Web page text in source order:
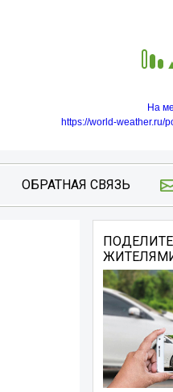
На
https://world-weather.ru/
ОБРАТНАЯ СВЯЗЬ